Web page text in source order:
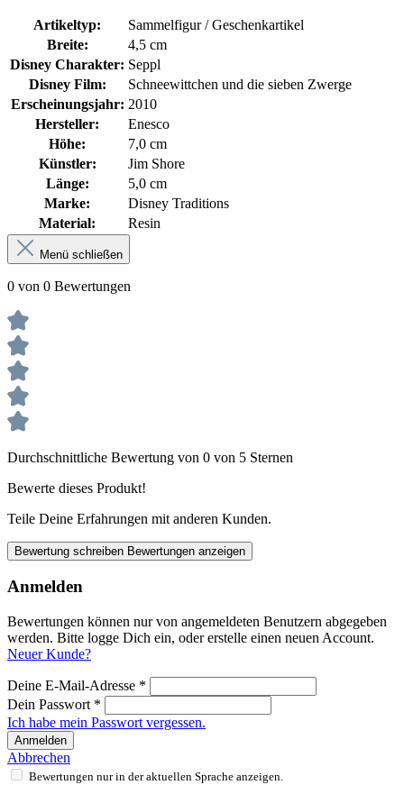
Artikeltyp:
Sammelfigur / Geschenkartikel
Breite:
4,5 cm
Disney Charakter: Seppl
Disney Film:
Schneewittchen und die sieben Zwerge
Erscheinungsjahr: 2010
Hersteller:
Enesco
Höhe:
7,0 cm
Künstler:
Jim Shore
Länge:
5,0 cm
Marke:
Disney Traditions
Material:
Resin
Menü schließen
0 von 0 Bewertungen
Durchschnittliche Bewertung von 0 von 5 Sternen
Bewerte dieses Produkt!
Teile Deine Erfahrungen mit anderen Kunden.
Bewertung schreiben Bewertungen anzeigen
Anmelden
Bewertungen können nur von angemeldeten Benutzern abgegeben
werden. Bitte logge Dich ein, oder erstelle einen neuen Account.
Neuer Kunde?
Deine E-Mail-Adresse *
Dein Passwort *
Ich habe mein Passwort vergessen.
Anmelden
Abbrechen
Bewertungen nur in der aktuellen Sprache anzeigen.